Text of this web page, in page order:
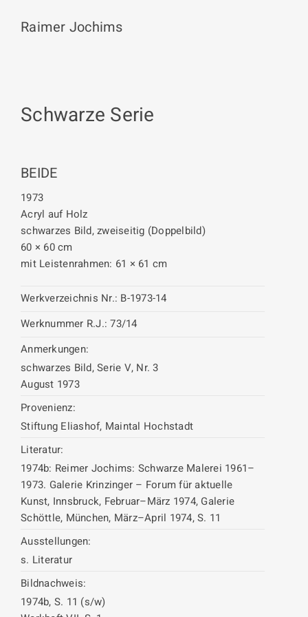
Raimer Jochims
Schwarze Serie
BEIDE
1973
Acryl auf Holz
schwarzes Bild, zweiseitig (Doppelbild)
60 × 60 cm
mit Leistenrahmen: 61 × 61 cm
Werkverzeichnis Nr.: B-1973-14
Werknummer R.J.: 73/14
Anmerkungen:
schwarzes Bild, Serie V, Nr. 3
August 1973
Provenienz:
Stiftung Eliashof, Maintal Hochstadt
Literatur:
1974b: Reimer Jochims: Schwarze Malerei 1961–
1973. Galerie Krinzinger – Forum für aktuelle
Kunst, Innsbruck, Februar–März 1974, Galerie
Schöttle, München, März–April 1974, S. 11
Ausstellungen:
s. Literatur
Bildnachweis:
1974b, S. 11 (s/w)